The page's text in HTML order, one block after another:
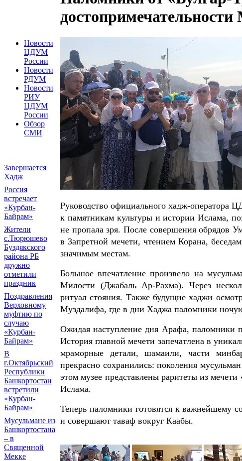
Новости
ЦДУМ
России
Новости
РДУМ
Новости
РИУ
ЦДУМ
России
Обзор
СМИ
Завершается
Хадж
Россия
встречает
«Курбан-
Байрам»
Жители
с.Тюрюшево
Буздякского
района РБ
дружно
отметили
праздник
Поздравления
Верховному
муфтию по
случаю
«Курбан-
Байрам»
В
г.Октябрьский
Республики
Башкортостан
встретили
«Курбан-
Байрам»
Мусульмане из
Башкортостана
– в
Священной
Мекке
Руководство официального хадж-оператора
к памятникам культуры и истории Ислама,
не пропала зря. После совершения обрядов
в Запретной мечети, чтением Корана,
значимым местам.
Большое впечатление произвело на
Милости (Джабаль Ар-Рахма). Через
ритуал стояния. Также будущие хаджи
Муздалифа, где в дни Хаджа паломники
Ожидая наступление дня Арафа, паломники
История главной мечети запечатлена в
мраморные детали, шамаили, части
прекрасно сохранились: поколения
этом музее представлены раритеты из
Ислама.
Теперь паломники готовятся к важнейшему
и совершают таваф вокруг Каабы.